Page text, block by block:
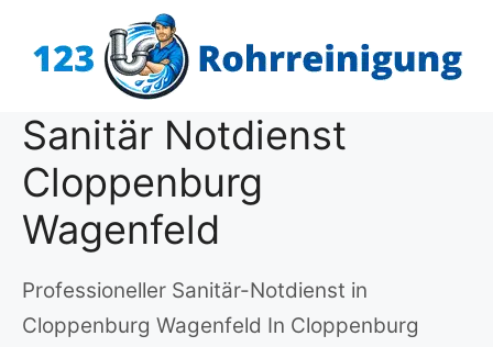
Inhalt
Sanitär Notdienst
Cloppenburg
Wagenfeld
Professioneller Sanitär-Notdienst in
Cloppenburg Wagenfeld In Cloppenburg